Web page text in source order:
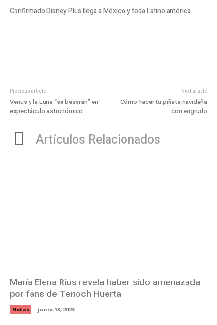
Confirmado Disney Plus llega a México y toda Latino américa
Previous article
Venus y la Luna “se besarán” en
espectáculo astronómico
Next article
Cómo hacer tu piñata navideña
con engrudo
Artículos Relacionados
María Elena Ríos revela haber sido amenazada
por fans de Tenoch Huerta
Notas junio 13, 2023